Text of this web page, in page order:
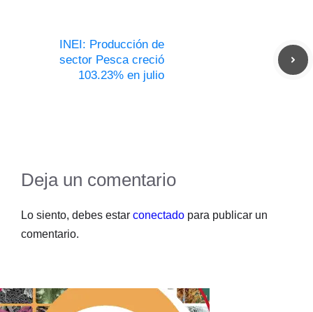
INEI: Producción de
sector Pesca creció
103.23% en julio
Deja un comentario
Lo siento, debes estar conectado para publicar un
comentario.